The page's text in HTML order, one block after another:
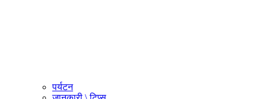
पर्यटन